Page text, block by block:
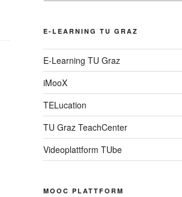
E-LEARNING TU GRAZ
E-Learning TU Graz
iMooX
TELucation
TU Graz TeachCenter
Videoplattform TUbe
MOOC PLATTFORM